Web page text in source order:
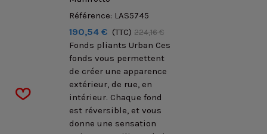
Référence: LAS5745
190,54 € (TTC) 224,16 €
Fonds pliants Urban Ces
fonds vous permettent
de créer une apparence
extérieur, de rue, en
intérieur. Chaque fond
est réversible, et vous
donne une sensation